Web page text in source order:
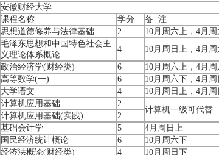
安徽财经大学
课程名称 学分
备 注
思想道德修养与法律基础 2
10月周六上，4月
毛泽东思想和中国特色社会主
义理论体系概论
4
10月周日上，4月
政治经济学(财经类) 6
10月周六上，4月
高等数学(一) 6
10月周六下，4月
大学语文 4
10月周日上，4月
计算机应用基础 2
计算机一级可代替
计算机应用基础(实践)
2
基础会计学 5
4月周日上
国民经济统计概论 6
10月周六下
经济法概论(财经类) 4
10月周日下